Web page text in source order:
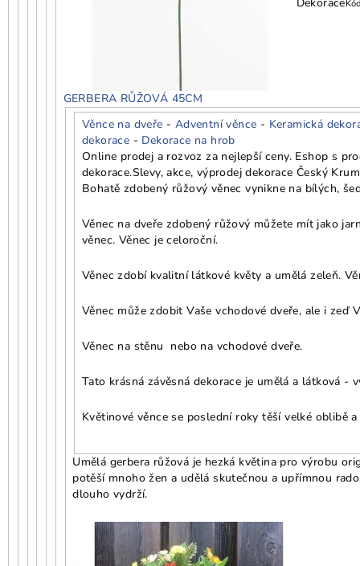
GERBERA RŮŽOVÁ 45CM
Věnce na dveře - Adventní věnce - Keramická
dekorace - Dekorace na hrob
Online prodej a rozvoz za nejlepší ceny. Eshop s
dekorace.Slevy, akce, výprodej dekorace Český
Bohatě zdobený růžový věnec vynikne na bílých,
Věnec na dveře zdobený růžový můžete mít jako
věnec. Věnec je celoroční.
Věnec zdobí kvalitní látkové květy a umělá zeleň.
Věnec může zdobit Vaše vchodové dveře, ale i zeď
Věnec na stěnu nebo na vchodové dveře.
Tato krásná závěsná dekorace je umělá a látková -
Květinové věnce se poslední roky těší velké oblibě
Umělá gerbera růžová je hezká květina pro výrobu
potěší mnoho žen a udělá skutečnou a upřímnou
dlouho vydrží.